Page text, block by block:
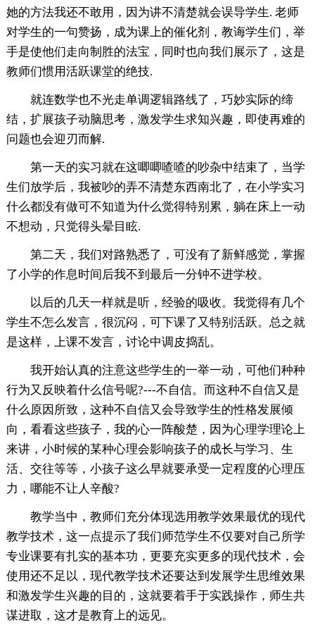
她的方法我还不敢用，因为讲不清楚就会误导学生. 老师
对学生的一句赞扬，成为课上的催化剂，教诲学生们，举
手是使他们走向制胜的法宝，同时也向我们展示了，这是
教师们惯用活跃课堂的绝技.
就连数学也不光走单调逻辑路线了，巧妙实际的缔
结，扩展孩子动脑思考，激发学生求知兴趣，即使再难的
问题也会迎刃而解.
第一天的实习就在这唧唧喳喳的吵杂中结束了，当学
生们放学后，我被吵的弄不清楚东西南北了，在小学实习
什么都没有做可不知道为什么觉得特别累，躺在床上一动
不想动，只觉得头晕目眩.
第二天，我们对路熟悉了，可没有了新鲜感觉，掌握
了小学的作息时间后我不到最后一分钟不进学校。
以后的几天一样就是听，经验的吸收。我觉得有几个
学生不怎么发言，很沉闷，可下课了又特别活跃。总之就
是这样，上课不发言，讨论中调皮捣乱。
我开始认真的注意这些学生的一举一动，可他们种种
行为又反映着什么信号呢?---不自信。而这种不自信又是
什么原因所致，这种不自信又会导致学生的性格发展倾
向，看看这些孩子，我的心一阵酸楚，因为心理学理论上
来讲，小时候的某种心理会影响孩子的成长与学习、生
活、交往等等，小孩子这么早就要承受一定程度的心理压
力，哪能不让人辛酸?
教学当中，教师们充分体现选用教学效果最优的现代
教学技术，这一点提示了我们师范学生不仅要对自己所学
专业课要有扎实的基本功，更要充实更多的现代技术，会
使用还不足以，现代教学技术还要达到发展学生思维效果
和激发学生兴趣的目的，这就要着手于实践操作，师生共
谋进取，这才是教育上的远见。